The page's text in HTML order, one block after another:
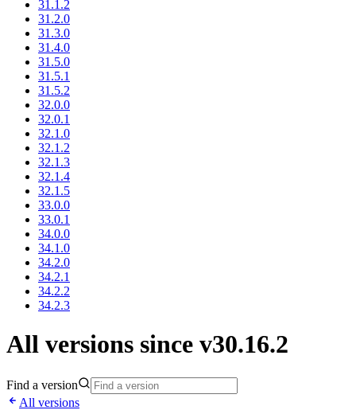
31.1.2
31.2.0
31.3.0
31.4.0
31.5.0
31.5.1
31.5.2
32.0.0
32.0.1
32.1.0
32.1.2
32.1.3
32.1.4
32.1.5
33.0.0
33.0.1
34.0.0
34.1.0
34.2.0
34.2.1
34.2.2
34.2.3
All versions since v30.16.2
Find a version
All versions